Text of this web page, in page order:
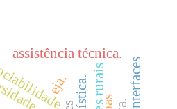
assistência técnica.
eja.